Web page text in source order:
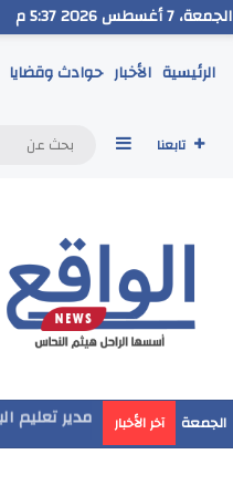
الجمعة، 7 أغسطس 2026 5:37 م
الرئيسية الأخبار حوادث وقضايا
تابعنا إضافة عمود
الجمعة آخر الأخبار مدير تعليم